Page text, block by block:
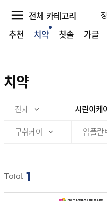
전체 카테고리
추천
치약 칫솔 가글
치약
전체 시린이케
구취케어
임플란
Total. 1
추천
치약
가글
치실